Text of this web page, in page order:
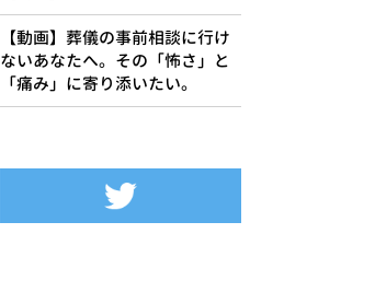
【動画】葬儀の事前相談に行け
ないあなたへ。その「怖さ」と
「痛み」に寄り添いたい。